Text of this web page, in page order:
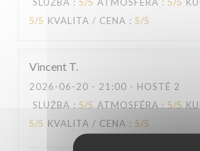
5/5 KVALITA / CENA : 5/5
Vincent T
2026-06-20 - 21:00 - HOSTÉ 2
SLUŽBA : 5/5 ATMOSFÉRA : 5/5
5/5 KVALITA / CENA : 5/5